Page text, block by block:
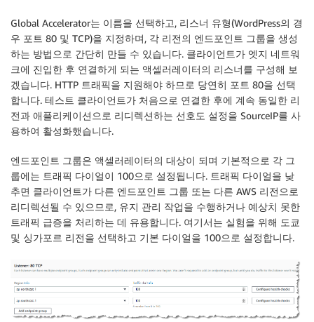
Global Accelerator는 이름을 선택하고, 리스너 유형(WordPress의 경
우 포트 80 및 TCP)을 지정하며, 각 리전의 엔드포인트 그룹을 생성
하는 방법으로 간단히 만들 수 있습니다. 클라이언트가 엣지 네트워
크에 진입한 후 연결하게 되는 액셀러레이터의 리스너를 구성해 보
겠습니다. HTTP 트래픽을 지원해야 하므로 당연히 포트 80을 선택
합니다. 테스트 클라이언트가 처음으로 연결한 후에 계속 동일한 리
전과 애플리케이션으로 리디렉션하는 선호도 설정을 SourceIP를 사
용하여 활성화했습니다.
엔드포인트 그룹은 액셀러레이터의 대상이 되며 기본적으로 각 그
룹에는 트래픽 다이얼이 100으로 설정됩니다. 트래픽 다이얼을 낮
추면 클라이언트가 다른 엔드포인트 그룹 또는 다른 AWS 리전으로
리디렉션될 수 있으므로, 유지 관리 작업을 수행하거나 예상치 못한
트래픽 급증을 처리하는 데 유용합니다. 여기서는 실험을 위해 도쿄
및 싱가포르 리전을 선택하고 기본 다이얼을 100으로 설정합니다.